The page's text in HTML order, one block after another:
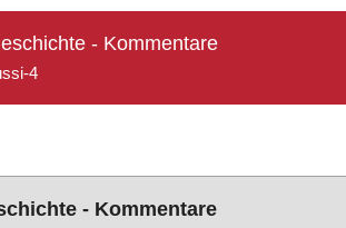
- Kommentare
4
- Kommentare